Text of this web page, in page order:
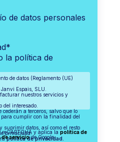
de datos personales
*
la política de
de datos (Reglamento (UE)
Espais, SLU.
nuestros servicios y
del interesado.
cederán a terceros, salvo que lo
para cumplir con la finalidad del
suprimir datos, así como el resto
privacidad.
política de privacidad.
reCAPTCHA y aplica la política de
serviciode Google.